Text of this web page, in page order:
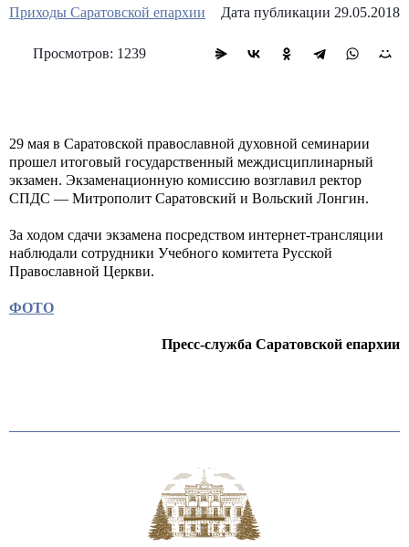
Приходы Саратовской епархии Дата публикации 29.05.2018
Просмотров: 1239
29 мая в Саратовской православной духовной семинарии
прошел итоговый государственный междисциплинарный
экзамен. Экзаменационную комиссию возглавил ректор
СПДС — Митрополит Саратовский и Вольский Лонгин.
За ходом сдачи экзамена посредством интернет-трансляции
наблюдали сотрудники Учебного комитета Русской
Православной Церкви.
ФОТО
Пресс-служба Саратовской епархии